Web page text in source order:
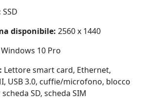
SSD
disponibile: 2560 x 1440
Windows 10 Pro
Lettore smart card, Ethernet,
USB 3.0, cuffie/microfono, blocco
SD, scheda SIM